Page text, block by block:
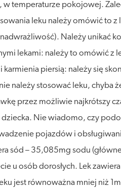
temperaturze pokojowej.
leku należy omówić to
Należy unikać
lekami: należy to omówić z
piersią: należy się
należy stosować leku,
przez możliwie najkrótszy
Nie wiadomo, czy
pojazdów i
sód – 35,085mg sodu
u osób dorosłych. Lek
jest równoważna mniej niż